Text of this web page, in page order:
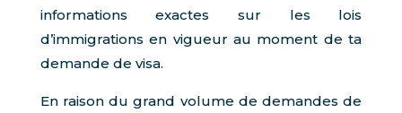
informations exactes sur les lois
d’immigrations en vigueur au moment de ta
demande de visa.
En raison du grand volume de demandes de